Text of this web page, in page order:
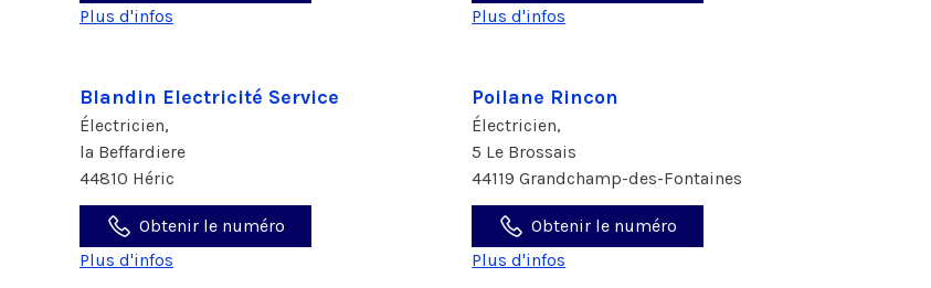
Plus d'infos
Plus d'infos
Blandin Electricité Service
Électricien,
la Beffardiere
44810 Héric
Obtenir le numéro
Plus d'infos
Poilane Rincon
Électricien,
5 Le Brossais
44119 Grandchamp-des-Fontaines
Obtenir le numéro
Plus d'infos